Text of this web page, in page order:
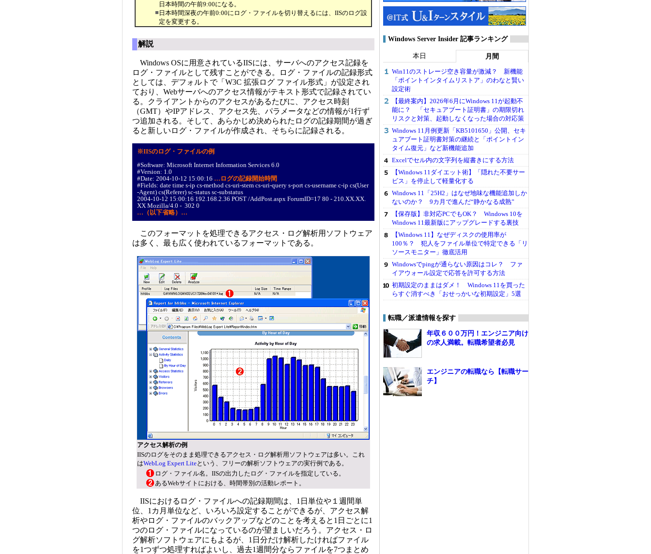
日本時間の午前9:00になる。
■ 日本時間深夜の午前0:00にログ・ファイルを切り替えるには、IISのログ設
定を変更する。
解説
Windows OSに用意されているIISには、サーバへのアクセス記録を
ログ・ファイルとして残すことができる。ログ・ファイルの記録形式
としては、デフォルトで「W3C 拡張ログ ファイル形式」が設定され
ており、Webサーバへのアクセス情報がテキスト形式で記録されてい
る。クライアントからのアクセスがあるたびに、アクセス時刻
（GMT）やIPアドレス、アクセス先、パラメータなどの情報が1行ず
つ追加される。そして、あらかじめ決められたログの記録期間が過ぎ
ると新しいログ・ファイルが作成され、そちらに記録される。
※IISのログ・ファイルの例
#Software: Microsoft Internet Information Services 6.0
#Version: 1.0
#Date: 2004-10-12 15:00:16 …ログの記録開始時間
#Fields: date time s-ip cs-method cs-uri-stem cs-uri-query s-port cs-username c-ip cs(User
-Agent) cs(Referer) sc-status sc-substatus
2004-10-12 15:00:16 192.168.2.36 POST /AddPost.aspx ForumID=17 80 - 210.XX.XX.
XX Mozilla/4.0 - 302 0
…（以下省略）…
このフォーマットを処理できるアクセス・ログ解析用ソフトウェア
は多く、最も広く使われているフォーマットである。
アクセス解析の例
IISのログをそのまま処理できるアクセス・ログ解析用ソフトウェアは多い。これ
はWebLog Expert Liteという、フリーの解析ソフトウェアの実行例である。
ログ・ファイル名。IISの出力したログ・ファイルを指定している。
あるWebサイトにおける、時間帯別の活動レポート。
IISにおけるログ・ファイルへの記録期間は、1日単位や１週間単
位、1カ月単位など、いろいろ設定することができるが、アクセス解
析やログ・ファイルのバックアップなどのことを考えると1日ごとに1
つのログ・ファイルになっているのが望ましいだろう。アクセス・ロ
グ解析ソフトウェアにもよるが、1日分だけ解析したければファイル
を1つずつ処理すればよいし、過去1週間分ならファイルを7つまとめ
Windows Server Insider 記事ランキング
本日 月間
Win11のストレージ空き容量が激減？ 新機能
「ポイントインタイムリストア」のわなと賢い
設定術
【最終案内】2026年6月にWindows 11が起動不
能に？ 「セキュアブート証明書」の期限切れ
リスクと対策、起動しなくなった場合の対応策
Windows 11月例更新「KB5101650」公開、セキ
ュアブート証明書対策の継続と「ポイントイン
タイム復元」など新機能追加
Excelでセル内の文字列を縦書きにする方法
【Windows 11ダイエット術】「隠れた不要サー
ビス」を停止して軽量化する
Windows 11「25H2」はなぜ地味な機能追加しか
ないのか？ 9カ月で進んだ“静かなる成熟”
【保存版】非対応PCでもOK？ Windows 10を
Windows 11最新版にアップグレードする裏技
【Windows 11】なぜディスクの使用率が
100％？ 犯人をファイル単位で特定できる「リ
ソースモニター」徹底活用
Windowsでpingが通らない原因はコレ？ ファ
イアウォール設定で応答を許可する方法
初期設定のままはダメ！ Windows 11を買った
らすぐ消すべき「おせっかいな初期設定」5選
転職／派遣情報を探す
年収６００万円！エンジニア向け
の求人満載。転職希望者必見
エンジニアの転職なら【転職サー
チ】